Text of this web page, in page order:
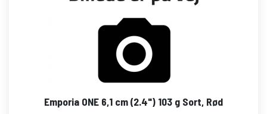
Emporia ONE 6,1 cm (2.4") 103 g Sort, Rød